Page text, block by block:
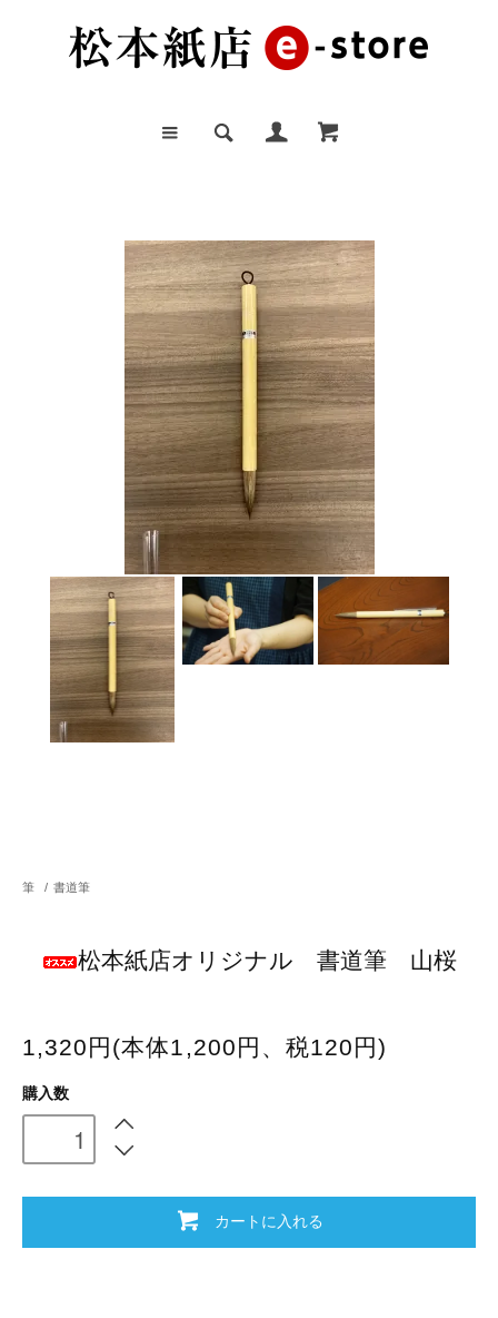
筆 / 書道筆
松本紙店オリジナル 書道筆 山桜
1,320円(本体1,200円、税120円)
購入数
カートに入れる